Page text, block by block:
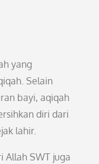
yang
Selain
bayi, aqiqah
diri dari
lahir.
Allah SWT juga